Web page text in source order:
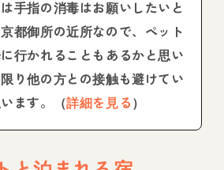
手指の消毒はお願いしたいと
都御所の近所なので、ペット
行かれることもあるかと思い
り他の方との接触も避けてい
ます。（詳細を見る）